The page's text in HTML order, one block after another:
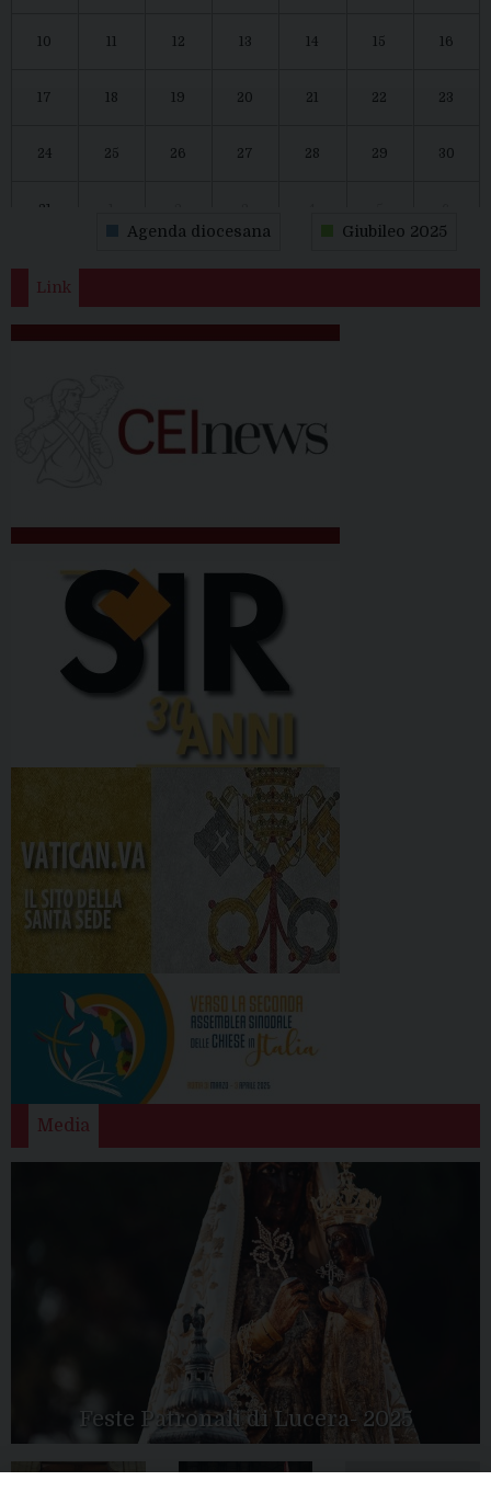
10 12 13 14 15 16
17 18 19 20 21 22 23
24 25 26 27 28 29 30
31
Agenda diocesana Giubileo 2025
Link
Media
Feste Patronali di Lucera- 2025